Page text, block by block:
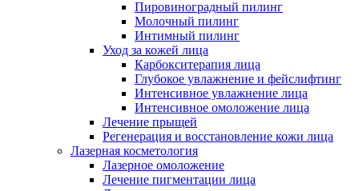
Пировиноградный пилинг
Молочный пилинг
Интимный пилинг
Уход за кожей лица
Карбокситерапия лица
Глубокое увлажнение и фейслифтинг
Интенсивное увлажнение лица
Интенсивное омоложение лица
Лечение прыщей
Регенерация и восстановление кожи лица
Лазерная косметология
Лазерное омоложение
Лечение пигментации лица